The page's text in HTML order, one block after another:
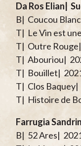
Da Ros Elian|
B| Coucou
T| Le Vin est
T| Outre
T| Abouriou|
T| Bouillet|
T| Clos
T| Histoire de
Farrugia
B| 52 Ares|